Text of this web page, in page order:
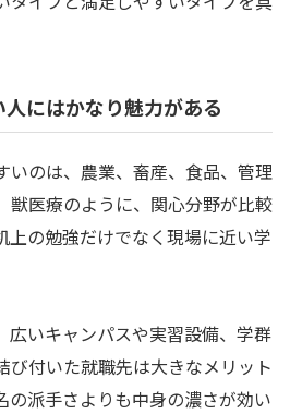
にはかなり魅力がある
いのは、農業、畜産、食品、管理
獣医療のように、関心分野が比較
上の勉強だけでなく現場に近い学
広いキャンパスや実習設備、学群
び付いた就職先は大きなメリット
の派手さよりも中身の濃さが効い